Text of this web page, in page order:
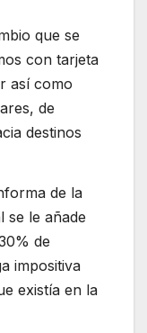
que se
con tarjeta
así como
de
destinos
de la
se le añade
de
impositiva
existía en la